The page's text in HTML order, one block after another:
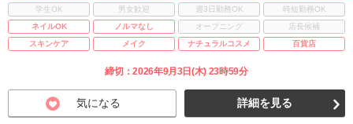
学生OK
男女歓迎 週3日勤務OK
時短勤務OK
ネイルOK
ノルマなし オープニング
店長候補
スキンケア
メイク ナチュラルコスメ 百貨店
締切：2026年9月3日(木) 23時59分
気になる 詳細を見る